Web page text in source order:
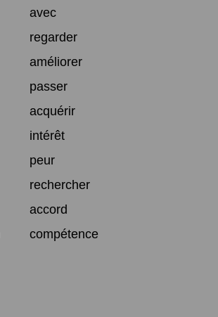
avec
regarder
améliorer
passer
acquérir
intérêt
peur
rechercher
accord
compétence